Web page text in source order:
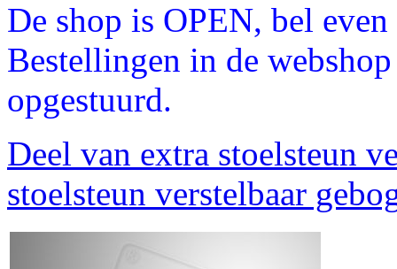
De shop is OPEN, bel
Bestellingen in de
opgestuurd.
Deel van extra stoelsteun
stoelsteun verstelbaar